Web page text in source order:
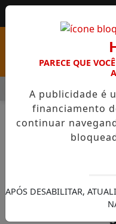
QUE CHEGAM A R$ 3,8
GERAL
PARECE QUE
A publicidade é
financiamento
continuar
APÓS DESABILITAR,